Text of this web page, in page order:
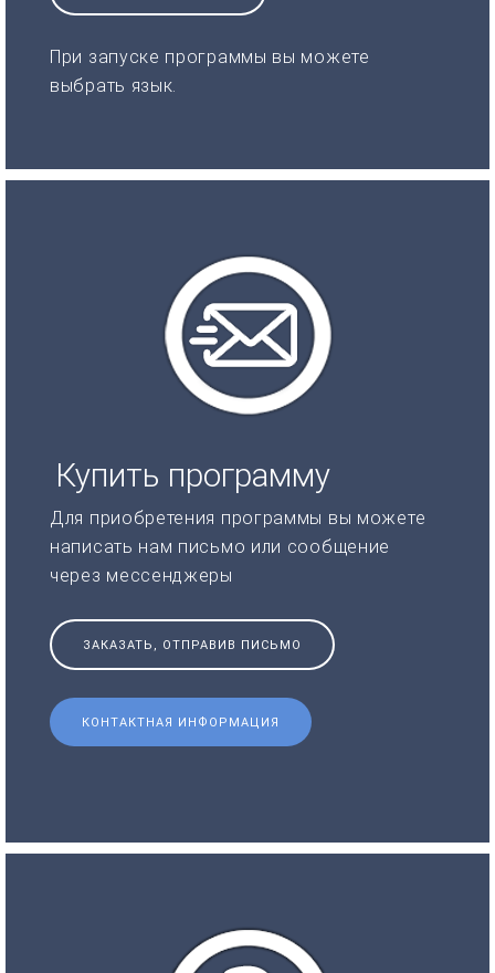
При запуске программы вы можете
выбрать язык.
Купить программу
Для приобретения программы вы можете
написать нам письмо или сообщение
через мессенджеры
ЗАКАЗАТЬ, ОТПРАВИВ ПИСЬМО
КОНТАКТНАЯ ИНФОРМАЦИЯ